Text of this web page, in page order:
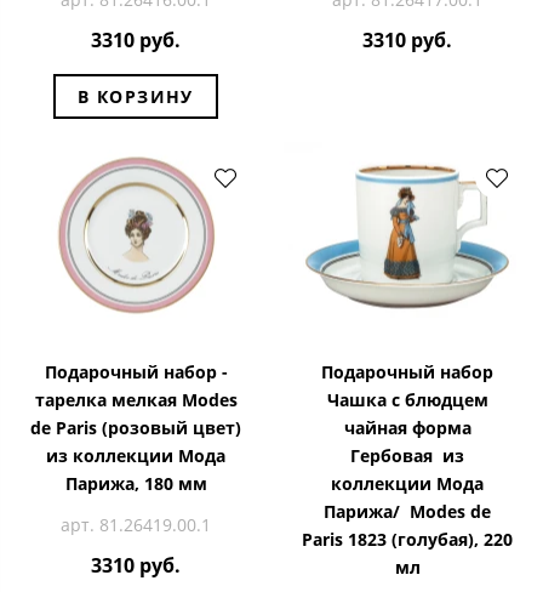
3310 руб.
В КОРЗИНУ
3310 руб.
Подарочный набор -
тарелка мелкая Modes
de Paris (розовый цвет)
из коллекции Мода
Парижа, 180 мм
арт. 81.26419.00.1
3310 руб.
Подарочный набор
Чашка с блюдцем
чайная форма
Гербовая из
коллекции Мода
Парижа/ Modes de
Paris 1823 (голубая), 220
мл